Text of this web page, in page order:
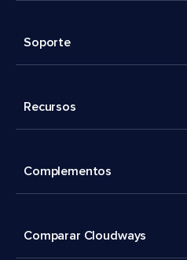
Soporte
Recursos
Complementos
Comparar Cloudways